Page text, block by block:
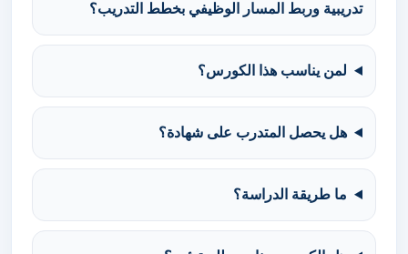
تدريبية وربط المسار الوظيفي بخطط التدريب؟
لمن يناسب هذا الكورس؟
هل يحصل المتدرب على شهادة؟
ما طريقة الدراسة؟